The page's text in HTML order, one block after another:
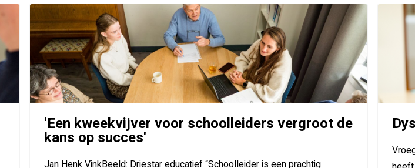
'Een kweekvijver voor schoolleiders vergroot de
kans op succes'
Jan Henk VinkBeeld: Driestar educatief “Schoolleider is een prachtig